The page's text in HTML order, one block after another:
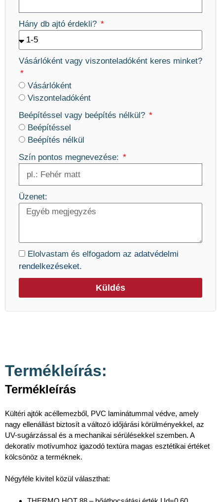
Hány db ajtó érdekli?
Vásárlóként vagy viszonteladóként keres minket?
Vásárlóként
Viszonteladóként
Beépítéssel vagy beépítés nélkül?
Beépítéssel
Beépítés nélkül
Szín pontos megnevezése:
Üzenet:
Elolvastam és elfogadom az adatvédelmi
rendelkezéseket.
Küldés
Termékleírás:
Termékleírás
Kültéri ajtók acéllemezből, PVC laminátummal védve, amely
nagy ellenállást biztosít a változó időjárási körülményekkel, az
UV-sugárzással és a mechanikai sérülésekkel szemben. A
dekoratív motívumhoz igazodó textúra magas esztétikai értéket
kölcsönöz a terméknek.
Négyféle kivitel közül választhat: